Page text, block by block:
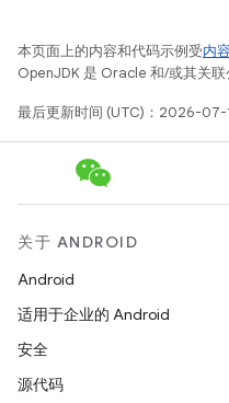
本页面上的内容和代码示例受内
OpenJDK 是 Oracle 和/或其关联
最后更新时间 (UTC)：2026-07-
关于 ANDROID
Android
适用于企业的 Android
安全
源代码